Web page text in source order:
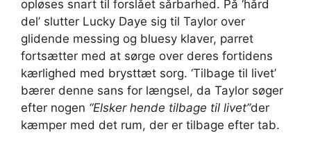
opløses snart til forslået sårbarhed. På ‘hård
del’ slutter Lucky Daye sig til Taylor over
glidende messing og bluesy klaver, parret
fortsætter med at sørge over deres fortidens
kærlighed med brysttæt sorg. ‘Tilbage til livet’
bærer denne sans for længsel, da Taylor søger
efter nogen “Elsker hende tilbage til livet”der
kæmper med det rum, der er tilbage efter tab.